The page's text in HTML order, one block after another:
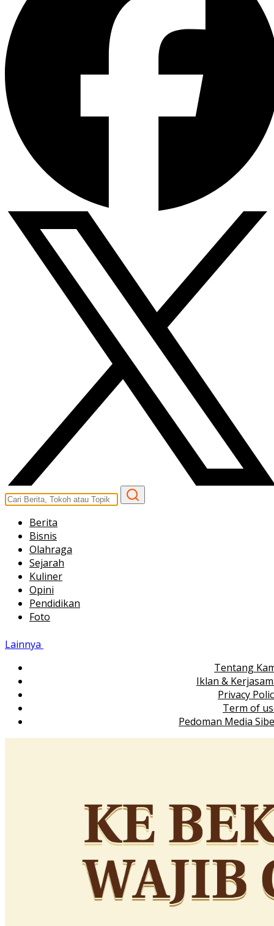
Berita
Bisnis
Olahraga
Sejarah
Kuliner
Opini
Pendidikan
Foto
Lainnya
Tentang
Iklan &
Privacy
Term of
Pedoman Media